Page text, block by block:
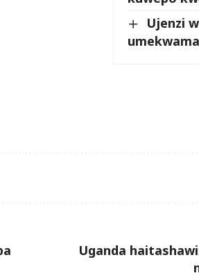
Ujenzi
Uganda